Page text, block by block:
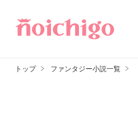
トップ ファンタジー小説一覧